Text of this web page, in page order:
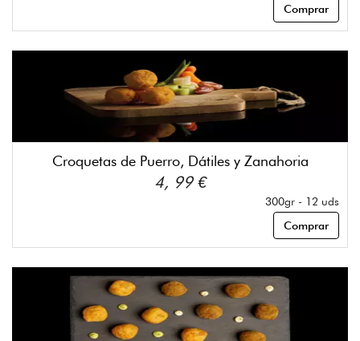
Comprar
Croquetas de Puerro, Dátiles y Zanahoria
4, 99 €
300gr - 12 uds
Comprar